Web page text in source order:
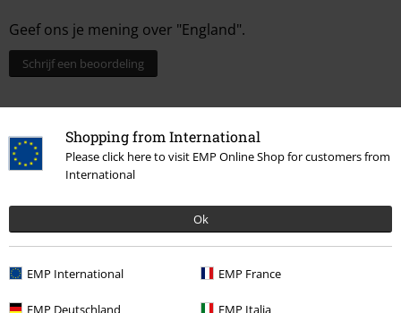
Shopping from International
Please click here to visit EMP Online Shop for customers from
International
Ok
EMP International EMP France
EMP Deutschland EMP Italia
Geef ons je mening over "England".
Schrijf een beoordeling